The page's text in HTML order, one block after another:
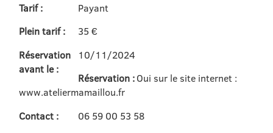
Tarif :
Payant
Plein tarif :
35 €
Réservation
avant le :
10/11/2024
Réservation : Oui sur le site internet :
www.ateliermamaillou.fr
Contact :
06 59 00 53 58